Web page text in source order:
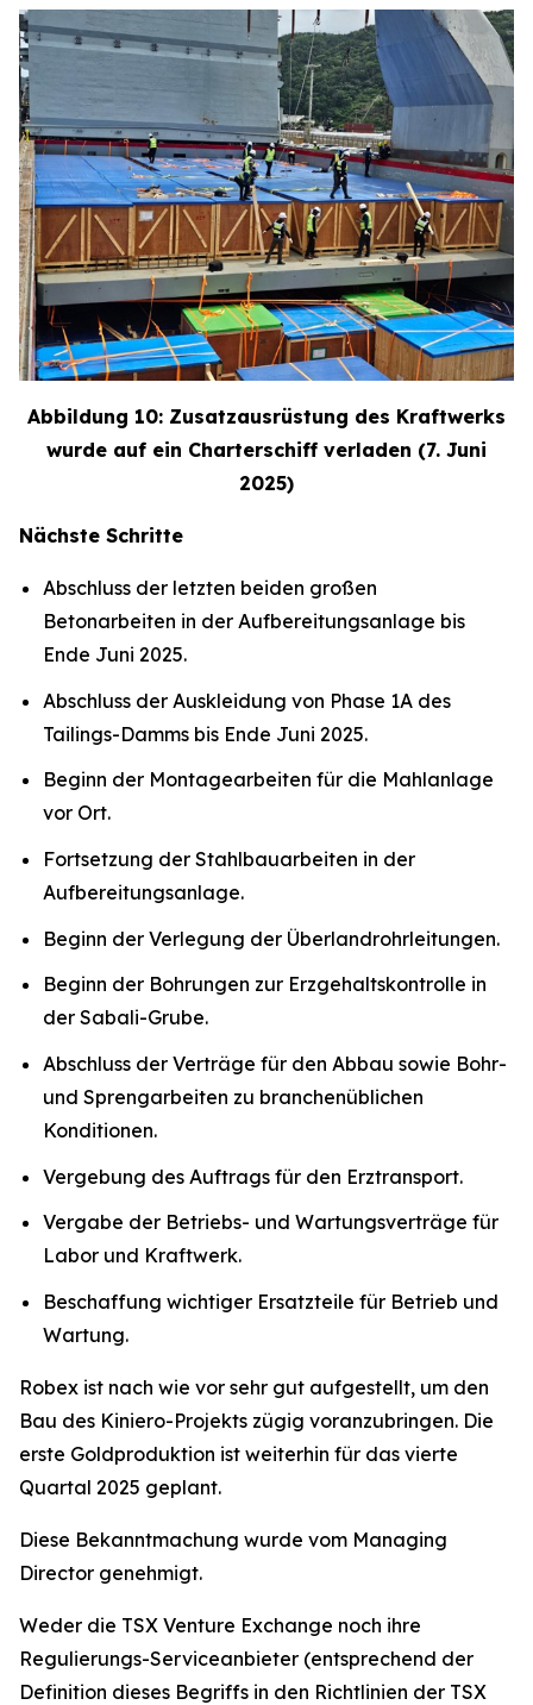
Abbildung 10: Zusatzausrüstung des Kraftwerks
wurde auf ein Charterschiff verladen (7. Juni
2025)
Nächste Schritte
Abschluss der letzten beiden großen
Betonarbeiten in der Aufbereitungsanlage bis
Ende Juni 2025.
Abschluss der Auskleidung von Phase 1A des
Tailings-Damms bis Ende Juni 2025.
Beginn der Montagearbeiten für die Mahlanlage
vor Ort.
Fortsetzung der Stahlbauarbeiten in der
Aufbereitungsanlage.
Beginn der Verlegung der Überlandrohrleitungen.
Beginn der Bohrungen zur Erzgehaltskontrolle in
der Sabali-Grube.
Abschluss der Verträge für den Abbau sowie Bohr-
und Sprengarbeiten zu branchenüblichen
Konditionen.
Vergebung des Auftrags für den Erztransport.
Vergabe der Betriebs- und Wartungsverträge für
Labor und Kraftwerk.
Beschaffung wichtiger Ersatzteile für Betrieb und
Wartung.
Robex ist nach wie vor sehr gut aufgestellt, um den
Bau des Kiniero-Projekts zügig voranzubringen. Die
erste Goldproduktion ist weiterhin für das vierte
Quartal 2025 geplant.
Diese Bekanntmachung wurde vom Managing
Director genehmigt.
Weder die TSX Venture Exchange noch ihre
Regulierungs-Serviceanbieter (entsprechend der
Definition dieses Begriffs in den Richtlinien der TSX